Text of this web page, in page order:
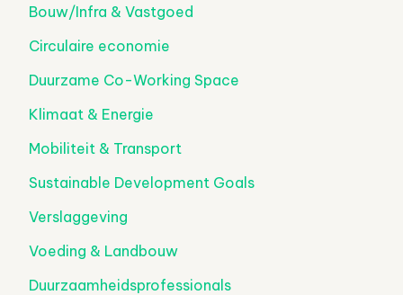
Bouw/Infra & Vastgoed
Circulaire economie
Duurzame Co-Working Space
Klimaat & Energie
Mobiliteit & Transport
Sustainable Development Goals
Verslaggeving
Voeding & Landbouw
Duurzaamheidsprofessionals